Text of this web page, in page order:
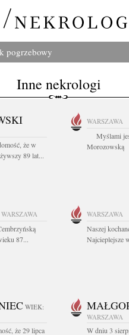
pogrzebowy
Inne nekrologi
że w
89 lat...
WARSZAWA
Myślami
Morozowską
WARSZAWA
87...
WARSZAWA
Naszej
Najcieplejsze
WIEK:
że 29 lipca
WARSZAWA
W dniu 3